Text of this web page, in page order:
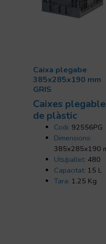
Caixa plegabe
385x285x190 mm
GRIS
Caixes
de plàstic
Codi: 92556PG
Dimensions:
385x285x190
Uts/pallet: 480
Capacitat: 15 L
Tara: 1.25 Kg